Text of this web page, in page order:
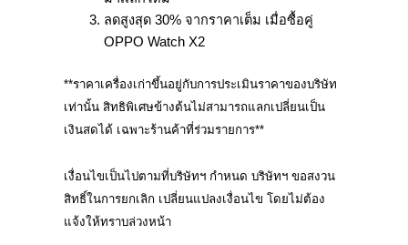
ลดสูงสุด 30% จากราคาเต็ม เมื่อซื้อคู่
OPPO Watch X2
**ราคาเครื่องเก่าขึ้นอยู่กับการประเมินราคาของบริษัท
เท่านั้น สิทธิพิเศษข้างต้นไม่สามารถแลกเปลี่ยนเป็น
เงินสดได้ เฉพาะร้านค้าที่ร่วมรายการ**
เงื่อนไขเป็นไปตามที่บริษัทฯ กำหนด บริษัทฯ ขอสงวน
สิทธิ์ในการยกเลิก เปลี่ยนแปลงเงื่อนไข โดยไม่ต้อง
แจ้งให้ทราบล่วงหน้า